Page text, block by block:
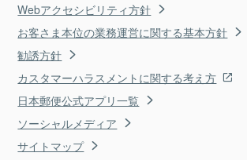
Webアクセシビリティ方針
お客さま本位の業務運営に関する基本方針
勧誘方針
カスタマーハラスメントに関する考え方
日本郵便公式アプリ一覧
ソーシャルメディア
サイトマップ